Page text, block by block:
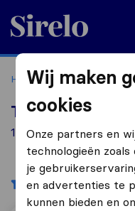
Sirelo.nl
Home Verhuisbedrijven
Top 10
1 verhuisbedrijven
Filters
Wij maken
cookies
Onze partners en
technologieën
je
en advertenties te
kunnen bieden en